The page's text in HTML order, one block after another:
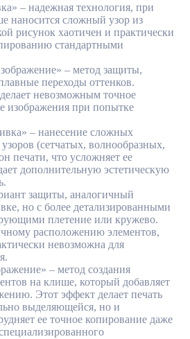
– надежная технология, при
наносится сложный узор из
рисунок хаотичен и практически
стандартными
– метод защиты,
переходы оттенков.
невозможным точное
изображения при попытке
– нанесение сложных
(сетчатых, волнообразных,
печати, что усложняет ее
дополнительную эстетическую
защиты, аналогичный
но с более детализированными
плетение или кружево.
расположению элементов,
невозможна для
– метод создания
на клише, который добавляет
Этот эффект делает печать
выделяющейся, но и
ее точное копирование даже